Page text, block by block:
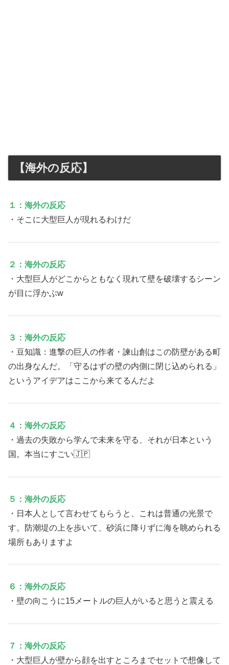
【海外の反応】
１：海外の反応
・そこに大型巨人が現れるわけだ
２：海外の反応
・大型巨人がどこからともなく現れて壁を破壊するシーン
が目に浮かぶw
３：海外の反応
・豆知識：進撃の巨人の作者・諫山創はこの防壁がある町
の出身なんだ。「守るはずの壁の内側に閉じ込められる」
というアイデアはここから来てるんだよ
４：海外の反応
・過去の失敗から学んで未来を守る、それが日本という
国。本当にすごい🇯🇵
５：海外の反応
・日本人として言わせてもらうと、これは普通の光景で
す。防潮堤の上を歩いて、砂浜に降りずに海を眺められる
場所もありますよ
６：海外の反応
・壁の向こうに15メートルの巨人がいると思うと震える
７：海外の反応
・大型巨人が壁から顔を出すところまでセットで想像して